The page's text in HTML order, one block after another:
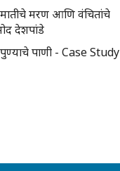
मरण आणि वंचितांचे
देशपांडे
पाणी - Case Study